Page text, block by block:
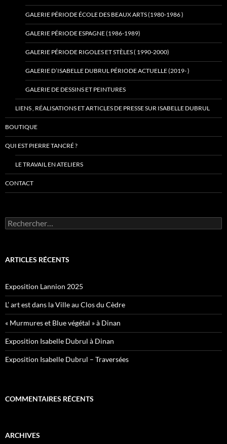
GALERIE PÉRIODE ÉCOLE DES BEAUX ARTS (1980-1986 )
GALERIE PÉRIODE ESPAGNE (1986-1989)
GALERIE PÉRIODE RIGOLES ET STÈLES ( 1990-2000)
GALERIE D’ISABELLE DUBRUL PÉRIODE ACTUELLE (2019- )
GALERIE DE DESSINS ET PEINTURES
LIENS , RÉALISATIONS ET ARTICLES DE PRESSE SUR ISABELLE DUBRUL
BOUTIQUE
QUI EST PIERRE TANCRÉ ?
LE TRAVAIL EN ATELIERS
CONTACT
Rechercher :
ARTICLES RÉCENTS
Exposition Lannion 2025
L’ art est dans la Ville au Clos du Cèdre
« Murmures et Blue végétal » à Dinan
Exposition Isabelle Dubrul à Dinan
Exposition Isabelle Dubrul – Traversées
COMMENTAIRES RÉCENTS
ARCHIVES